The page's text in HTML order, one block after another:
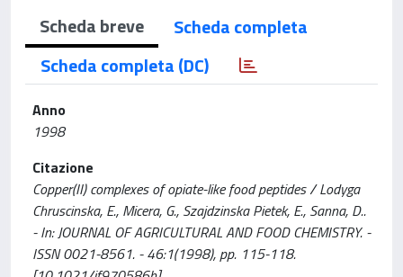
Scheda breve
Scheda completa
Scheda completa (DC)
Anno
1998
Citazione
Copper(II) complexes of opiate-like food peptides / Lodyga
Chruscinska, E., Micera, G., Szajdzinska Pietek, E., Sanna, D..
- In: JOURNAL OF AGRICULTURAL AND FOOD CHEMISTRY. -
ISSN 0021-8561. - 46:1(1998), pp. 115-118.